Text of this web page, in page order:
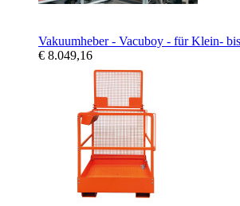
Vakuumheber - Vacuboy - für Klein-
€ 8.049,16